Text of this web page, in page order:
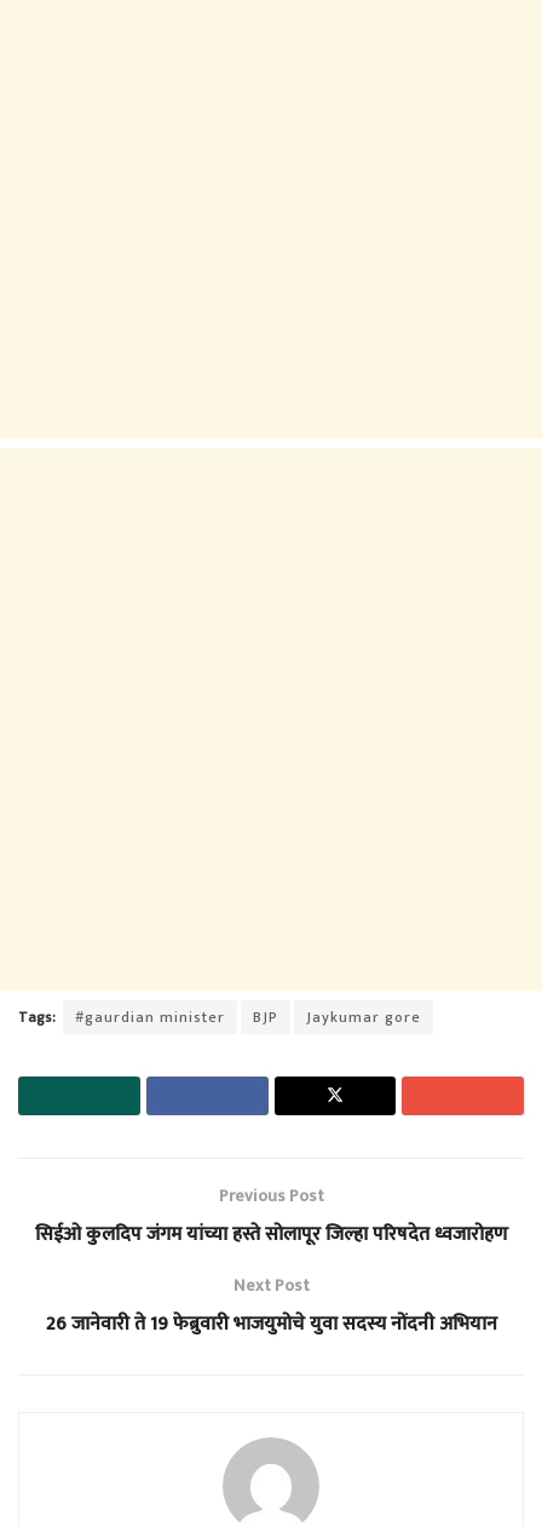
Tags: #gaurdian minister BJP Jaykumar gore
Previous Post
सिईओ कुलदिप जंगम यांच्या हस्ते सोलापूर जिल्हा परिषदेत ध्वजारोहण
Next Post
26 जानेवारी ते 19 फेब्रुवारी भाजयुमोचे युवा सदस्य नोंदनी अभियान